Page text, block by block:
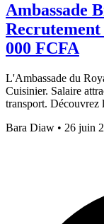
Ambassade
000 FCFA
L'Ambassade du
Cuisinier. Salaire
transport. Découvrez
Bara Diaw • 26 juin